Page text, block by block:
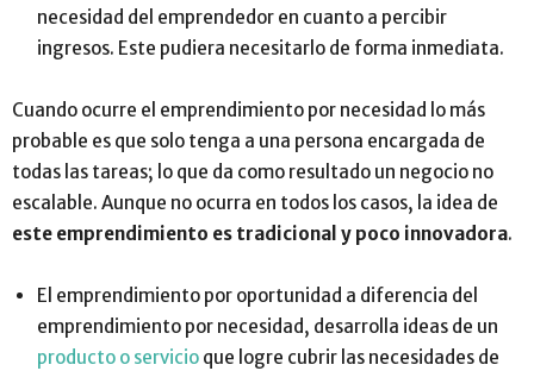
necesidad del emprendedor en cuanto a percibir
ingresos. Este pudiera necesitarlo de forma inmediata.
Cuando ocurre el emprendimiento por necesidad lo más
probable es que solo tenga a una persona encargada de
todas las tareas; lo que da como resultado un negocio no
escalable. Aunque no ocurra en todos los casos, la idea de
este emprendimiento es tradicional y poco innovadora.
El emprendimiento por oportunidad a diferencia del
emprendimiento por necesidad, desarrolla ideas de un
producto o servicio que logre cubrir las necesidades de